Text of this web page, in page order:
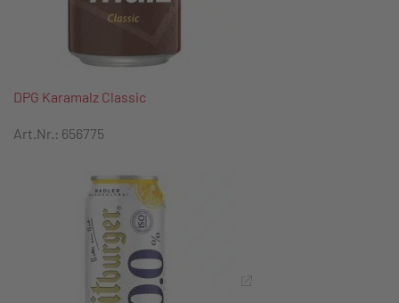
DPG Karamalz Classic
Art.Nr.: 656775